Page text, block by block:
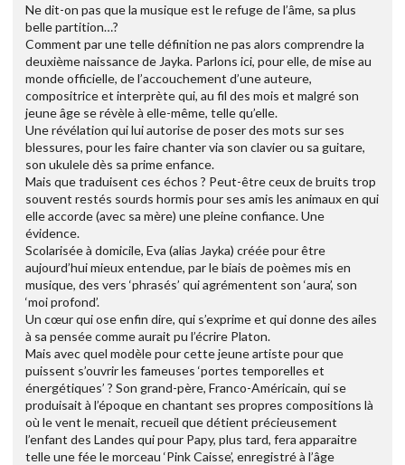
Ne dit-on pas que la musique est le refuge de l’âme, sa plus
belle partition…?
Comment par une telle définition ne pas alors comprendre la
deuxième naissance de Jayka. Parlons ici, pour elle, de mise au
monde officielle, de l’accouchement d’une auteure,
compositrice et interprète qui, au fil des mois et malgré son
jeune âge se révèle à elle-même, telle qu’elle.
Une révélation qui lui autorise de poser des mots sur ses
blessures, pour les faire chanter via son clavier ou sa guitare,
son ukulele dès sa prime enfance.
Mais que traduisent ces échos ? Peut-être ceux de bruits trop
souvent restés sourds hormis pour ses amis les animaux en qui
elle accorde (avec sa mère) une pleine confiance. Une
évidence.
Scolarisée à domicile, Eva (alias Jayka) créée pour être
aujourd’hui mieux entendue, par le biais de poèmes mis en
musique, des vers ‘phrasés’ qui agrémentent son ‘aura’, son
‘moi profond’.
Un cœur qui ose enfin dire, qui s’exprime et qui donne des ailes
à sa pensée comme aurait pu l’écrire Platon.
Mais avec quel modèle pour cette jeune artiste pour que
puissent s’ouvrir les fameuses ‘portes temporelles et
énergétiques’ ? Son grand-père, Franco-Américain, qui se
produisait à l’époque en chantant ses propres compositions là
où le vent le menait, recueil que détient précieusement
l’enfant des Landes qui pour Papy, plus tard, fera apparaitre
telle une fée le morceau ‘Pink Caisse’, enregistré à l’âge